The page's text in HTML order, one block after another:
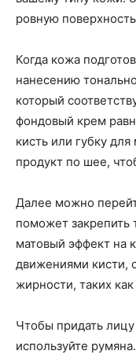
ровную
Когда кожа
нанесению
который
фондовый крем
кисть или губку
продукт по шее,
Далее можно
поможет закрепить
матовый эффект на
движениями кисти,
жирности, таких
Чтобы придать лицу
используйте